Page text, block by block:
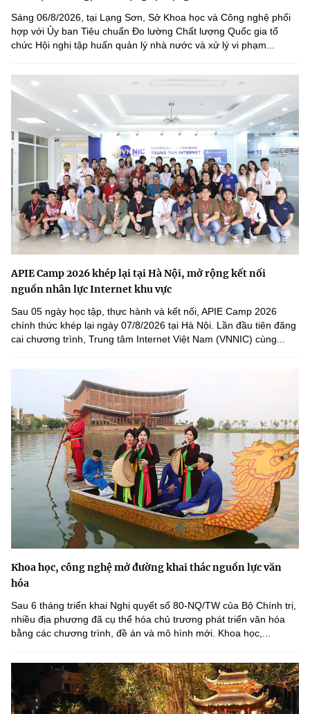
Sáng 06/8/2026, tại Lạng Sơn, Sở Khoa học và Công nghệ phối
hợp với Ủy ban Tiêu chuẩn Đo lường Chất lượng Quốc gia tổ
chức Hội nghị tập huấn quản lý nhà nước và xử lý vi phạm...
APIE Camp 2026 khép lại tại Hà Nội, mở rộng kết nối
nguồn nhân lực Internet khu vực
Sau 05 ngày học tập, thực hành và kết nối, APIE Camp 2026
chính thức khép lại ngày 07/8/2026 tại Hà Nội. Lần đầu tiên đăng
cai chương trình, Trung tâm Internet Việt Nam (VNNIC) cùng...
Khoa học, công nghệ mở đường khai thác nguồn lực văn
hóa
Sau 6 tháng triển khai Nghị quyết số 80-NQ/TW của Bộ Chính trị,
nhiều địa phương đã cụ thể hóa chủ trương phát triển văn hóa
bằng các chương trình, đề án và mô hình mới. Khoa học,...